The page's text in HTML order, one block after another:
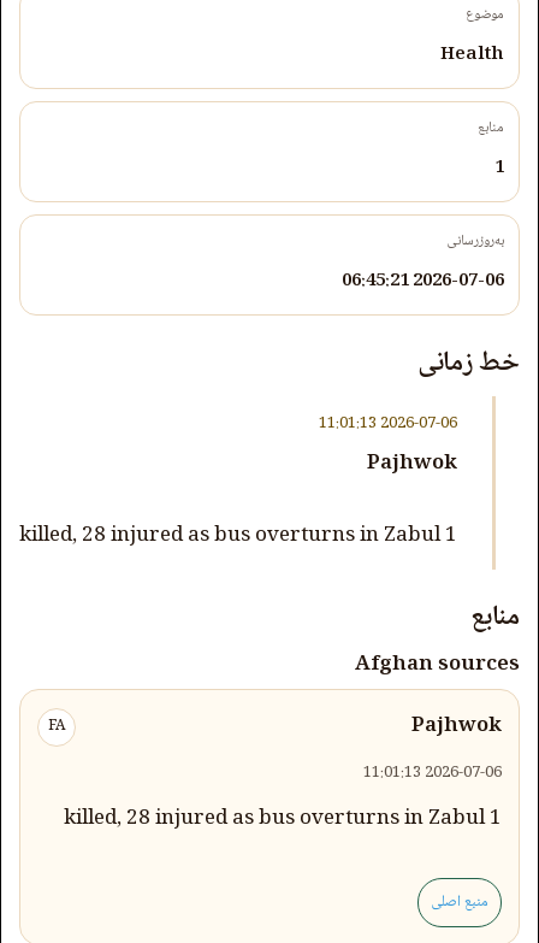
موضوع
Health
منابع
1
به‌روزرسانی
2026-07-06 06:45:21
خط زمانی
2026-07-06 11:01:13
Pajhwok
1 killed, 28 injured as bus overturns in Zabul
منابع
Afghan sources
Pajhwok
FA
2026-07-06 11:01:13
1 killed, 28 injured as bus overturns in Zabul
منبع اصلی